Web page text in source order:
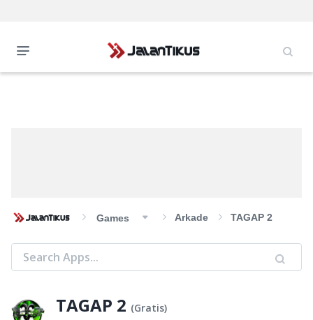
Games Arkade TAGAP 2
TAGAP 2 (Gratis)